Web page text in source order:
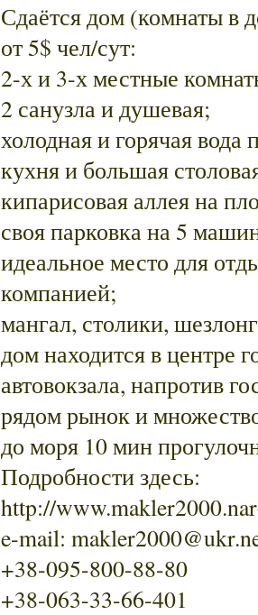
Сдаётся дом (комнаты в
от 5$ чел/сут:
2-х и 3-х местные
2 санузла и душевая;
холодная и горячая вода
кухня и большая
кипарисовая аллея на
своя парковка на 5
идеальное место для
компанией;
мангал, столики,
дом находится в центре
автовокзала, напротив
рядом рынок и
до моря 10 мин
Подробности здесь:
http://
e-mail:
+38-095-800-88-80
+38-063-33-66-401